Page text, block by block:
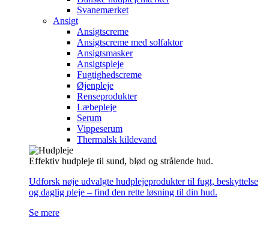
Svanemærket
Ansigt
Ansigtscreme
Ansigtscreme med solfaktor
Ansigtsmasker
Ansigtspleje
Fugtighedscreme
Øjenpleje
Renseprodukter
Læbepleje
Serum
Vippeserum
Thermalsk kildevand
Effektiv hudpleje til sund, blød og strålende hud.
Udforsk nøje udvalgte hudplejeprodukter til fugt, beskyttelse
og daglig pleje – find den rette løsning til din hud.
Se mere